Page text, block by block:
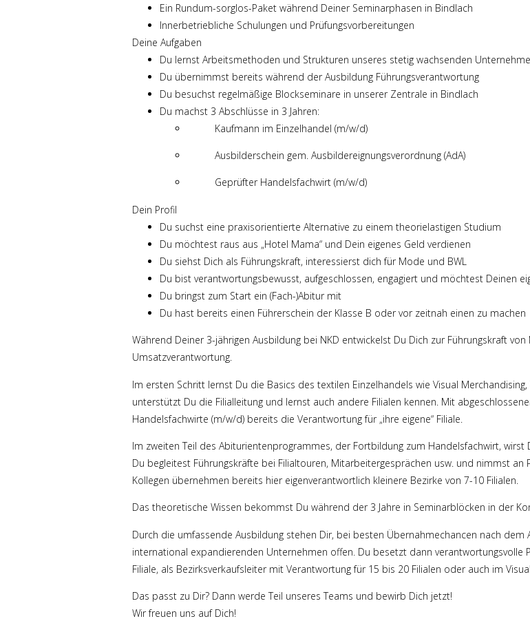
Ein Rundum-sorglos-Paket während Deiner Seminarphasen in Bindlach
Innerbetriebliche Schulungen und Prüfungsvorbereitungen
Deine Aufgaben
Du lernst Arbeitsmethoden und Strukturen unseres stetig wachsenden
Du übernimmst bereits während der Ausbildung Führungsverantwortung
Du besuchst regelmäßige Blockseminare in unserer Zentrale in Bindlach
Du machst 3 Abschlüsse in 3 Jahren:
Kaufmann im Einzelhandel (m/w/d)
Ausbilderschein gem. Ausbildereignungsverordnung (AdA)
Geprüfter Handelsfachwirt (m/w/d)
Dein Profil
Du suchst eine praxisorientierte Alternative zu einem theorielastigen Studium
Du möchtest raus aus „Hotel Mama“ und Dein eigenes Geld verdienen
Du siehst Dich als Führungskraft, interessierst dich für Mode und BWL
Du bist verantwortungsbewusst, aufgeschlossen, engagiert und möchtest Deinen
Du bringst zum Start ein (Fach-)Abitur mit
Du hast bereits einen Führerschein der Klasse B oder vor zeitnah einen zu machen
Während Deiner 3-jährigen Ausbildung bei NKD entwickelst Du Dich zur Führungskraft
Umsatzverantwortung.
Im ersten Schritt lernst Du die Basics des textilen Einzelhandels wie Visual
unterstützt Du die Filialleitung und lernst auch andere Filialen kennen. Mit
Handelsfachwirte (m/w/d) bereits die Verantwortung für „ihre eigene“ Filiale.
Im zweiten Teil des Abiturientenprogrammes, der Fortbildung zum Handelsfachwirt,
Du begleitest Führungskräfte bei Filialtouren, Mitarbeitergesprächen usw. und nimmst
Kollegen übernehmen bereits hier eigenverantwortlich kleinere Bezirke von 7-10 Filialen.
Das theoretische Wissen bekommst Du während der 3 Jahre in Seminarblöcken in der
Durch die umfassende Ausbildung stehen Dir, bei besten Übernahmechancen nach dem
international expandierenden Unternehmen offen. Du besetzt dann
Filiale, als Bezirksverkaufsleiter mit Verantwortung für 15 bis 20 Filialen oder auch im
Das passt zu Dir? Dann werde Teil unseres Teams und bewirb Dich jetzt!
Wir freuen uns auf Dich!